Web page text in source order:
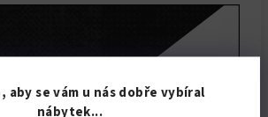
aby se vám u nás dobře vybíral
nábytek...